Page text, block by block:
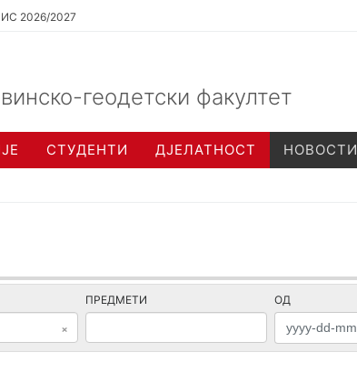
2026/2027
геодетски факултет
СТУДЕНТИ ДЈЕЛАТНОСТ НОВОСТИ
×
ПРЕДМЕТИ ОД